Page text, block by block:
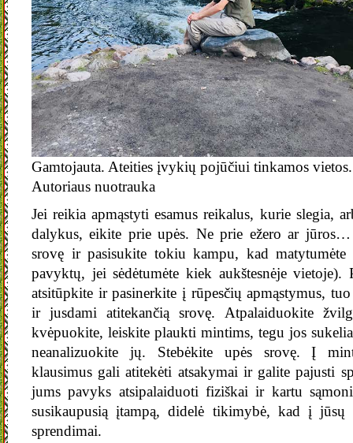
Gamtojauta. Ateities įvykių pojūčiui tinkamos vietos.
Autoriaus nuotrauka
Jei reikia apmąstyti esamus reikalus, kurie slegia,
dalykus, eikite prie upės. Ne prie ežero ar jūros…
srovę ir pasisukite tokiu kampu, kad matytumėte
pavyktų, jei sėdėtumėte kiek aukštesnėje vietoje).
atsitūpkite ir pasinerkite į rūpesčių apmąstymus,
ir jusdami atitekančią srovę. Atpalaiduokite
kvėpuokite, leiskite plaukti mintims, tegu jos
neanalizuokite jų. Stebėkite upės srovę. Į
klausimus gali atitekėti atsakymai ir galite pajusti
jums pavyks atsipalaiduoti fiziškai ir kartu
susikaupusią įtampą, didelė tikimybė, kad į jūsų
sprendimai.